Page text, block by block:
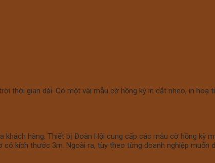
thời gian dài. Có một vài mẫu cờ hồng kỳ in cắt nheo, in hoạ
khách hàng. Thiết bị Đoàn Hội cung cấp các mẫu cờ hồng kỳ
kích thước 3m. Ngoài ra, tùy theo từng doanh nghiệp muốn